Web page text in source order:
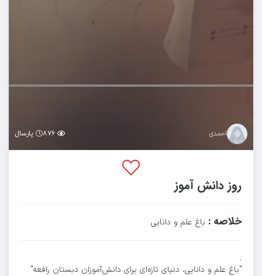
احمدی ۸۷۶ پارسال
روز دانش آموز
خلاصه : باغ علم و دانایی
.
"باغ علم و دانایی، دنیای تازه‌ای برای دانش‌آموزان دبستان رافعه"